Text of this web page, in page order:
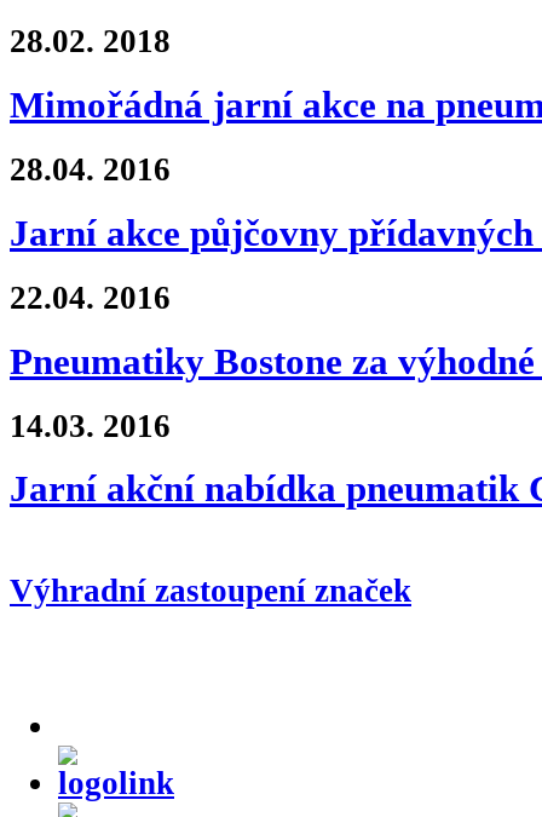
28.02. 2018
Mimořádná jarní akce na
28.04. 2016
Jarní akce půjčovny
22.04. 2016
Pneumatiky Bostone za
14.03. 2016
Jarní akční nabídka pneumatik
Výhradní zastoupení značek